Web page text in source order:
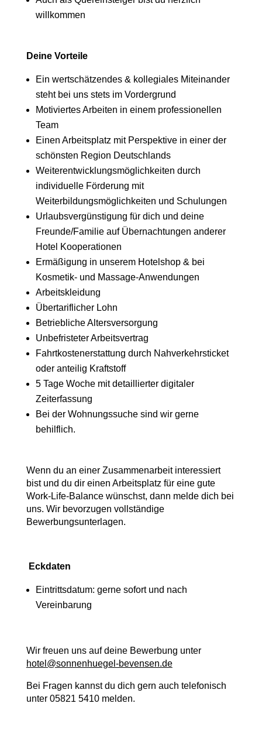
willkommen
Deine Vorteile
Ein wertschätzendes & kollegiales Miteinander
steht bei uns stets im Vordergrund
Motiviertes Arbeiten in einem professionellen
Team
Einen Arbeitsplatz mit Perspektive in einer der
schönsten Region Deutschlands
Weiterentwicklungsmöglichkeiten durch
individuelle Förderung mit
Weiterbildungsmöglichkeiten und Schulungen
Urlaubsvergünstigung für dich und deine
Freunde/Familie auf Übernachtungen anderer
Hotel Kooperationen
Ermäßigung in unserem Hotelshop & bei
Kosmetik- und Massage-Anwendungen
Arbeitskleidung
Übertariflicher Lohn
Betriebliche Altersversorgung
Unbefristeter Arbeitsvertrag
Fahrtkostenerstattung durch Nahverkehrsticket
oder anteilig Kraftstoff
5 Tage Woche mit detaillierter digitaler
Zeiterfassung
Bei der Wohnungssuche sind wir gerne
behilflich.
Wenn du an einer Zusammenarbeit interessiert
bist und du dir einen Arbeitsplatz für eine gute
Work-Life-Balance wünschst, dann melde dich bei
uns. Wir bevorzugen vollständige
Bewerbungsunterlagen.
Eckdaten
Eintrittsdatum: gerne sofort und nach
Vereinbarung
Wir freuen uns auf deine Bewerbung unter
hotel@sonnenhuegel-bevensen.de
Bei Fragen kannst du dich gern auch telefonisch
unter 05821 5410 melden.